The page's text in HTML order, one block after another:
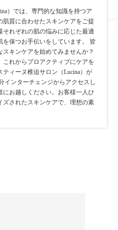
）では、専門的な知識を持つア
肌質に合わせたスキンケアをご提
れぞれの肌の悩みに応じた最適
保つお手伝いをしています。 皆
キンケアを始めてみませんか？
れからプロアクティブにケアを
ィーヌ椎迫サロン（Lucina）が
インターチェンジからアクセスし
お越しください。お客様一人ひ
ズされたスキンケアで、理想の素